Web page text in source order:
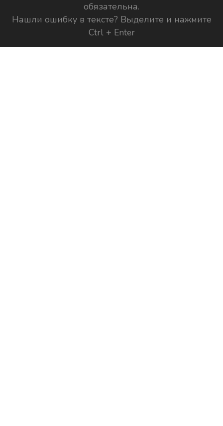
обязательна.
Нашли ошибку в тексте? Выделите и нажмите
Ctrl + Enter